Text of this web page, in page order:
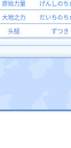
原始力量
げんしのち
大地之力
だいちのち
头槌
ずつき